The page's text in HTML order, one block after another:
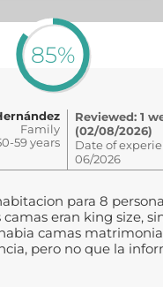
85%
Family
59 years
Reviewed: 1
(02/08/2026)
Date of
06/2026
para 8
eran king size,
camas
pero no que la